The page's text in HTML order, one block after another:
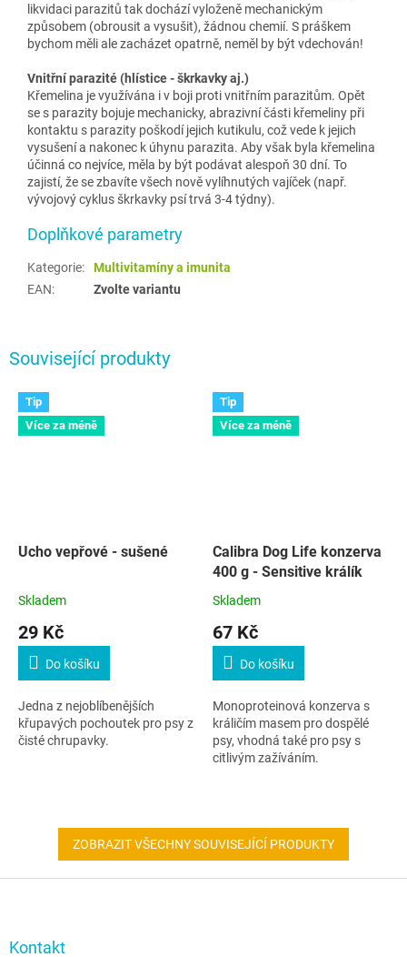
Související produkty
Tip
Více za méně
Ucho vepřové - sušené
Skladem
29 Kč
Do košíku
Jedna z nejoblíbenějších
křupavých pochoutek pro psy z
čisté chrupavky.
Tip
Více za méně
Calibra Dog Life konzerva
400 g - Sensitive králík
Skladem
67 Kč
Do košíku
Monoproteinová konzerva s
králičím masem pro dospělé
psy, vhodná také pro psy s
citlivým zažíváním.
ZOBRAZIT VŠECHNY SOUVISEJÍCÍ PRODUKTY
likvidaci parazitů tak dochází vyloženě mechanickým
způsobem (obrousit a vysušit), žádnou chemií. S práškem
bychom měli ale zacházet opatrně, neměl by být vdechován!
Vnitřní parazité (hlístice - škrkavky aj.)
Křemelina je využívána i v boji proti vnitřním parazitům. Opět
se s parazity bojuje mechanicky, abrazivní části křemeliny při
kontaktu s parazity poškodí jejich kutikulu, což vede k jejich
vysušení a nakonec k úhynu parazita. Aby však byla křemelina
účinná co nejvíce, měla by být podávat alespoň 30 dní. To
zajistí, že se zbavíte všech nově vylíhnutých vajíček (např.
vývojový cyklus škrkavky psí trvá 3-4 týdny).
Doplňkové parametry
Kategorie:
Multivitamíny a imunita
EAN: Zvolte variantu
Kontakt